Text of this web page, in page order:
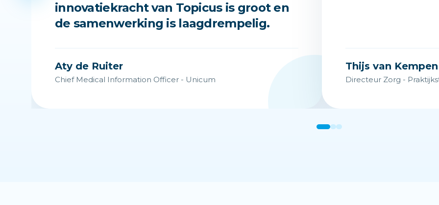
innovatiekracht van Topicus is groot en
de samenwerking is laagdrempelig.
Aty de Ruiter
Chief Medical Information Officer - Unicum
Thijs van Kempen
Directeur Zorg -